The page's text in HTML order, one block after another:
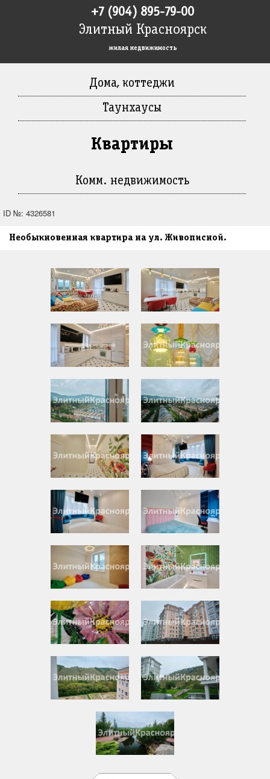
Элитный Красноярск
жилая недвижимость
+7 (904) 895-79-00
Дома, коттеджи
Таунхаусы
Квартиры
Комм. недвижимость
ID №: 4326581
Необыкновенная квартира на ул. Живописной.